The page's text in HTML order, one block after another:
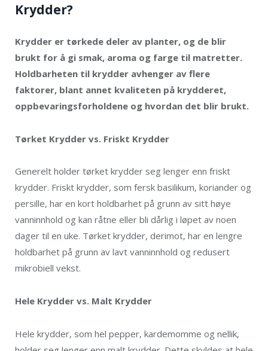
Krydder?
Krydder er tørkede deler av planter, og de blir
brukt for å gi smak, aroma og farge til matretter.
Holdbarheten til krydder avhenger av flere
faktorer, blant annet kvaliteten på krydderet,
oppbevaringsforholdene og hvordan det blir brukt.
Tørket Krydder vs. Friskt Krydder
Generelt holder tørket krydder seg lenger enn friskt
krydder. Friskt krydder, som fersk basilikum, koriander og
persille, har en kort holdbarhet på grunn av sitt høye
vanninnhold og kan råtne eller bli dårlig i løpet av noen
dager til en uke. Tørket krydder, derimot, har en lengre
holdbarhet på grunn av lavt vanninnhold og redusert
mikrobiell vekst.
Hele Krydder vs. Malt Krydder
Hele krydder, som hel pepper, kardemomme og nellik,